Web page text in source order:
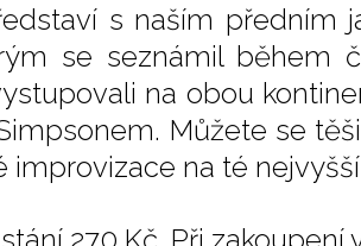
s naším předním
se seznámil během
na obou
Můžete se
improvizace na té
270 Kč. Při zakoupení